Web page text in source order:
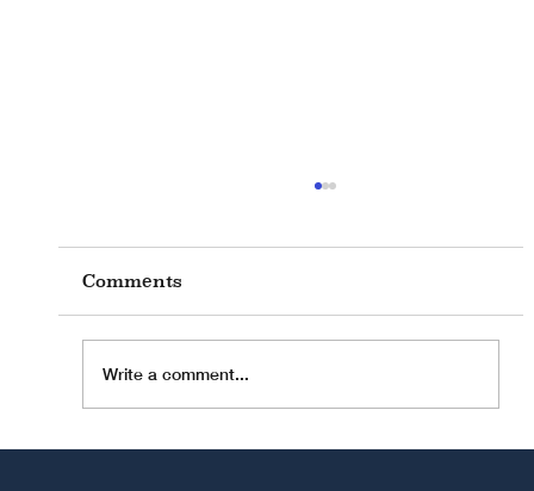
Comments
Write a comment...